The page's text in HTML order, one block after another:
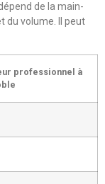
de la main-
du volume. Il peut
professionnel à